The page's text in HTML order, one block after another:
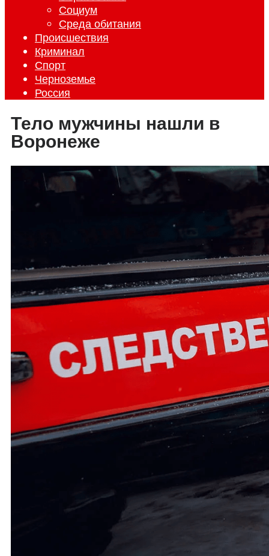
Социум
Среда обитания
Происшествия
Криминал
Спорт
Черноземье
Россия
Тело мужчины нашли в
Воронеже